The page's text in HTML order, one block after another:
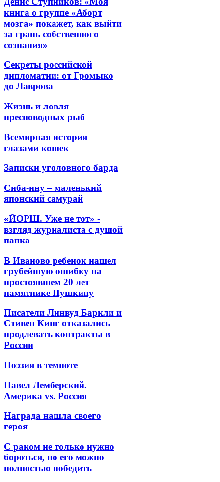
книга о группе «Аборт
мозга» покажет, как выйти
за грань собственного
сознания»
Секреты российской
дипломатии: от Громыко
до Лаврова
Жизнь и ловля
пресноводных рыб
Всемирная история
глазами кошек
Записки уголовного барда
Сиба-ину – маленький
японский самурай
«ЙОРШ. Уже не тот» -
взгляд журналиста с душой
панка
В Иваново ребенок нашел
грубейшую ошибку на
простоявшем 20 лет
памятнике Пушкину
Писатели Линвуд Баркли и
Стивен Кинг отказались
продлевать контракты в
России
Поэзия в темноте
Павел Лемберский.
Америка vs. Россия
Награда нашла своего
героя
С раком не только нужно
бороться, но его можно
полностью победить